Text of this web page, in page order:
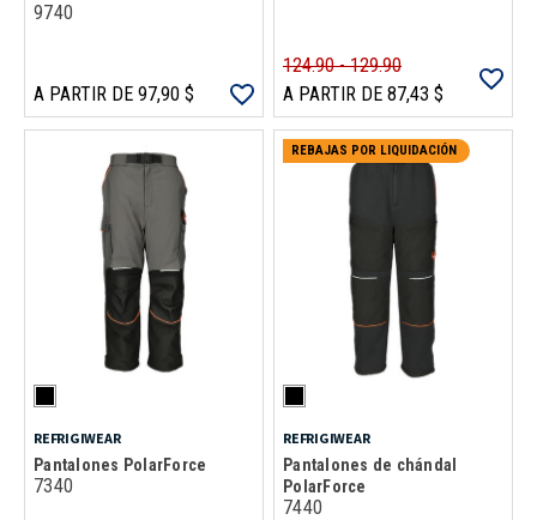
9740
A PARTIR DE 97,90 $
124.90 - 129.90
A PARTIR DE 87,43 $
REFRIGIWEAR
Pantalones PolarForce
7340
REBAJAS POR LIQUIDACIÓN
REFRIGIWEAR
Pantalones de chándal
PolarForce
7440